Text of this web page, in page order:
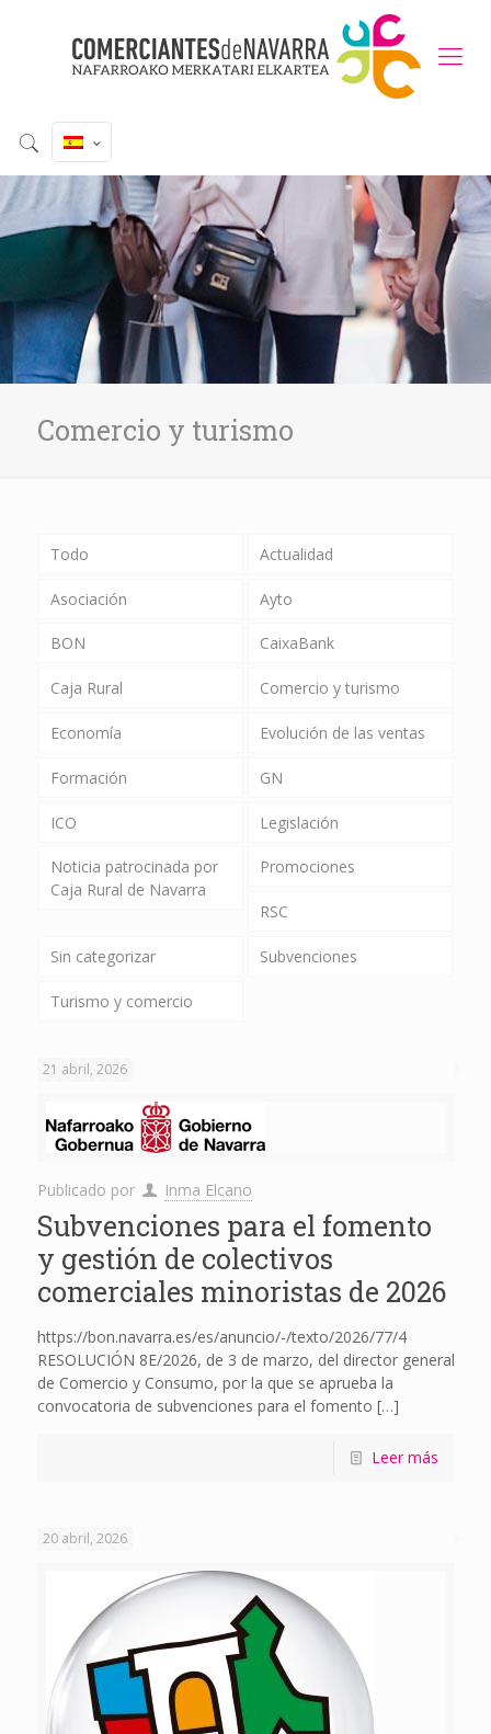
Comercio y turismo
Todo Actualidad
Asociación Ayto
BON CaixaBank
Caja Rural Comercio y turismo
Economía Evolución de las ventas
Formación GN
ICO Legislación
Noticia patrocinada por
Caja Rural de Navarra
Promociones
RSC
Sin categorizar Subvenciones
Turismo y comercio
21 abril, 2026
Publicado por Inma Elcano
Subvenciones para el fomento
y gestión de colectivos
comerciales minoristas de 2026
https://bon.navarra.es/es/anuncio/-/texto/2026/77/4
RESOLUCIÓN 8E/2026, de 3 de marzo, del director general
de Comercio y Consumo, por la que se aprueba la
convocatoria de subvenciones para el fomento […]
Leer más
20 abril, 2026